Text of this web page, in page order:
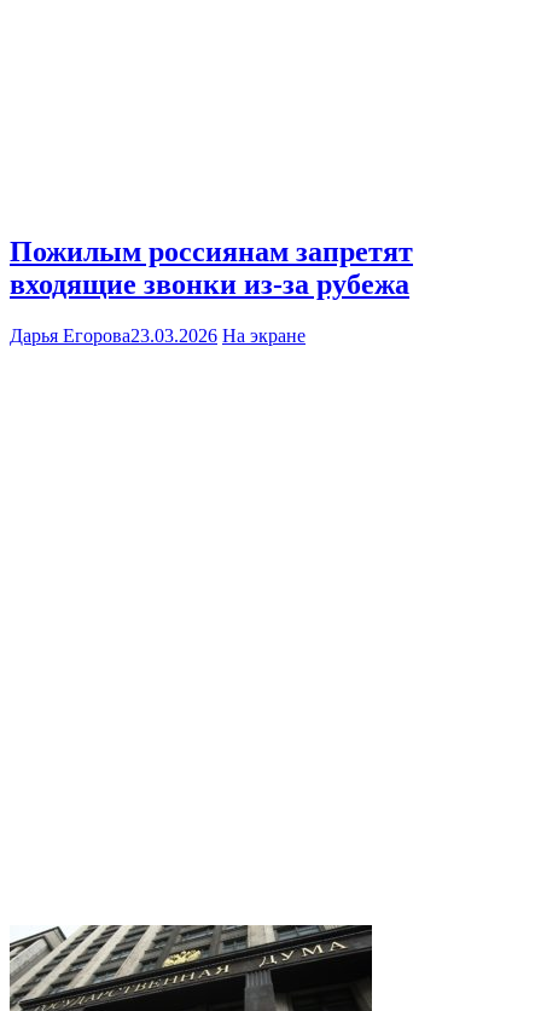
Пожилым россиянам запретят
входящие звонки из-за рубежа
Дарья Егорова23.03.2026 На экране